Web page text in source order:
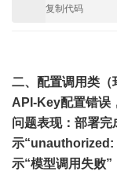
复制代码
二、配置调用类（
API-Key配置错误
问题表现：部署完
示“unauthorized:
示“模型调用失败”